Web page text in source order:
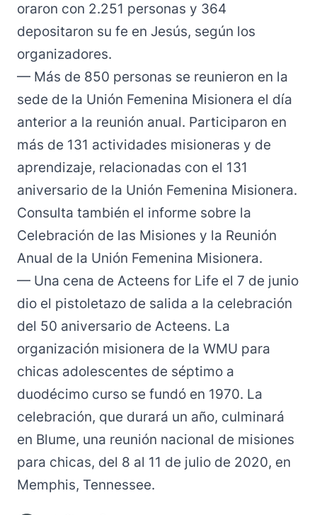
oraron con 2.251 personas y 364
depositaron su fe en Jesús, según los
organizadores.
— Más de 850 personas se reunieron en la
sede de la Unión Femenina Misionera el día
anterior a la reunión anual. Participaron en
más de 131 actividades misioneras y de
aprendizaje, relacionadas con el 131
aniversario de la Unión Femenina Misionera.
Consulta también el informe sobre la
Celebración de las Misiones y la Reunión
Anual de la Unión Femenina Misionera.
— Una cena de Acteens for Life el 7 de junio
dio el pistoletazo de salida a la celebración
del 50 aniversario de Acteens. La
organización misionera de la WMU para
chicas adolescentes de séptimo a
duodécimo curso se fundó en 1970. La
celebración, que durará un año, culminará
en Blume, una reunión nacional de misiones
para chicas, del 8 al 11 de julio de 2020, en
Memphis, Tennessee.